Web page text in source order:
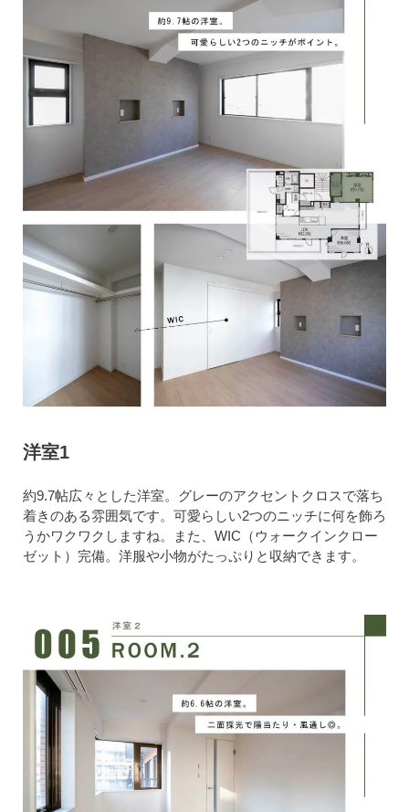
洋室1
約9.7帖広々とした洋室。グレーのアクセントクロスで落ち
着きのある雰囲気です。可愛らしい2つのニッチに何を飾ろ
うかワクワクしますね。また、WIC（ウォークインクロー
ゼット）完備。洋服や小物がたっぷりと収納できます。